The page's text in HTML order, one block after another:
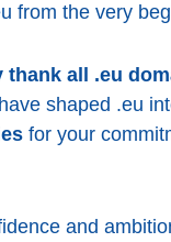
from the very
thank all .eu
shaped .eu
for your
and